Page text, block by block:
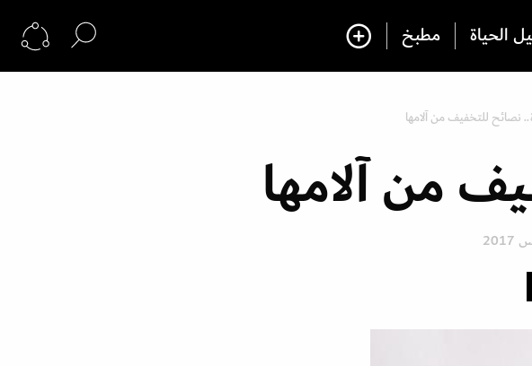
الحياة مطبخ
نصائح للتخفيف من آلامها
من آلامها